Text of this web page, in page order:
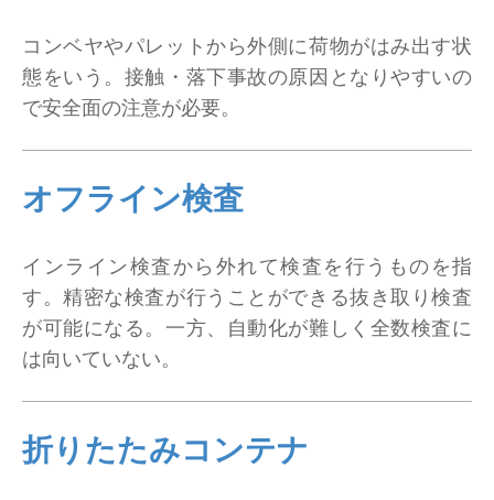
コンベヤやパレットから外側に荷物がはみ出す状
態をいう。接触・落下事故の原因となりやすいの
で安全面の注意が必要。
オフライン検査
インライン検査から外れて検査を行うものを指
す。精密な検査が行うことができる抜き取り検査
が可能になる。一方、自動化が難しく全数検査に
は向いていない。
折りたたみコンテナ